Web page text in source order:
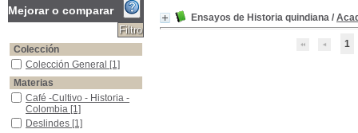
Ensayos de Historia quindiana /
1
Mejorar o comparar
Colección
Colección General
Colección General [1]
Materias
Café -Cultivo - Historia -Colombia
Café -Cultivo - Historia -
Colombia [1]
Deslindes
Deslindes [1]